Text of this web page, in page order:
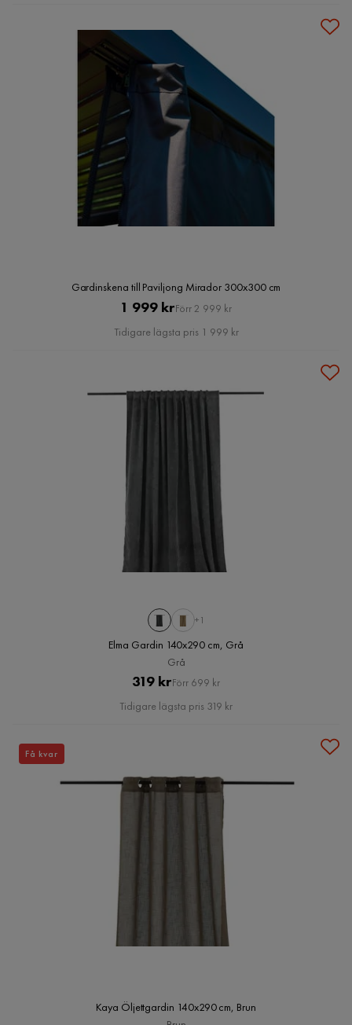
Gardinskena till Paviljong Mirador 300x300 cm
Pris
1 999 krOriginal
Pris
Förr 2 999 kr
Tidigare lägsta pris 1 999 kr
+1
Elma Gardin 140x290 cm, Grå
Grå
Pris
319 krOriginal
Pris
Förr 699 kr
Tidigare lägsta pris 319 kr
Kaya Öljettgardin 140x290 cm, Brun
Få kvar